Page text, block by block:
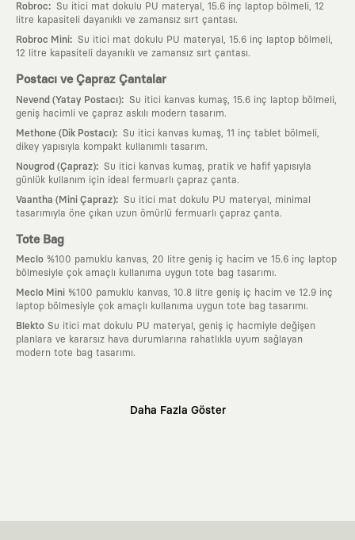
Robroc: Su itici mat dokulu PU materyal, 15.6 inç laptop bölmeli, 12
litre kapasiteli dayanıklı ve zamansız sırt çantası.
Robroc Mini: Su itici mat dokulu PU materyal, 15.6 inç laptop bölmeli,
12 litre kapasiteli dayanıklı ve zamansız sırt çantası.
Postacı ve Çapraz Çantalar
Nevend (Yatay Postacı): Su itici kanvas kumaş, 15.6 inç laptop bölmeli,
geniş hacimli ve çapraz askılı modern tasarım.
Methone (Dik Postacı): Su itici kanvas kumaş, 11 inç tablet bölmeli,
dikey yapısıyla kompakt kullanımlı tasarım.
Nougrod (Çapraz): Su itici kanvas kumaş, pratik ve hafif yapısıyla
günlük kullanım için ideal fermuarlı çapraz çanta.
Vaantha (Mini Çapraz): Su itici mat dokulu PU materyal, minimal
tasarımıyla öne çıkan uzun ömürlü fermuarlı çapraz çanta.
Tote Bag
Meclo %100 pamuklu kanvas, 20 litre geniş iç hacim ve 15.6 inç laptop
bölmesiyle çok amaçlı kullanıma uygun tote bag tasarımı.
Meclo Mini %100 pamuklu kanvas, 10.8 litre geniş iç hacim ve 12.9 inç
laptop bölmesiyle çok amaçlı kullanıma uygun tote bag tasarımı.
Blekto Su itici mat dokulu PU materyal, geniş iç hacmiyle değişen
planlara ve kararsız hava durumlarına rahatlıkla uyum sağlayan
modern tote bag tasarımı.
dolabının en değerli parçası olarak kalacak, hikayesini ve estetik
Daha Fazla Göster